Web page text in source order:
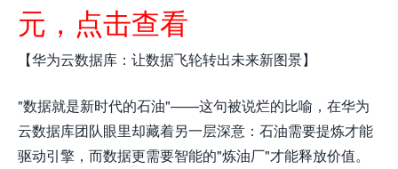
元，点击查看
【华为云数据库：让数据飞轮转出未来新图景】
"数据就是新时代的石油"——这句被说烂的比喻，在华为
云数据库团队眼里却藏着另一层深意：石油需要提炼才能
驱动引擎，而数据更需要智能的"炼油厂"才能释放价值。